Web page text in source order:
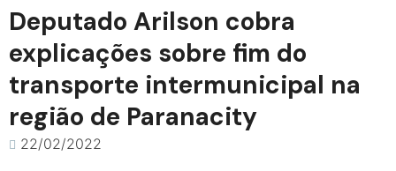
Deputado Arilson cobra
explicações sobre fim do
transporte intermunicipal na
região de Paranacity
22/02/2022